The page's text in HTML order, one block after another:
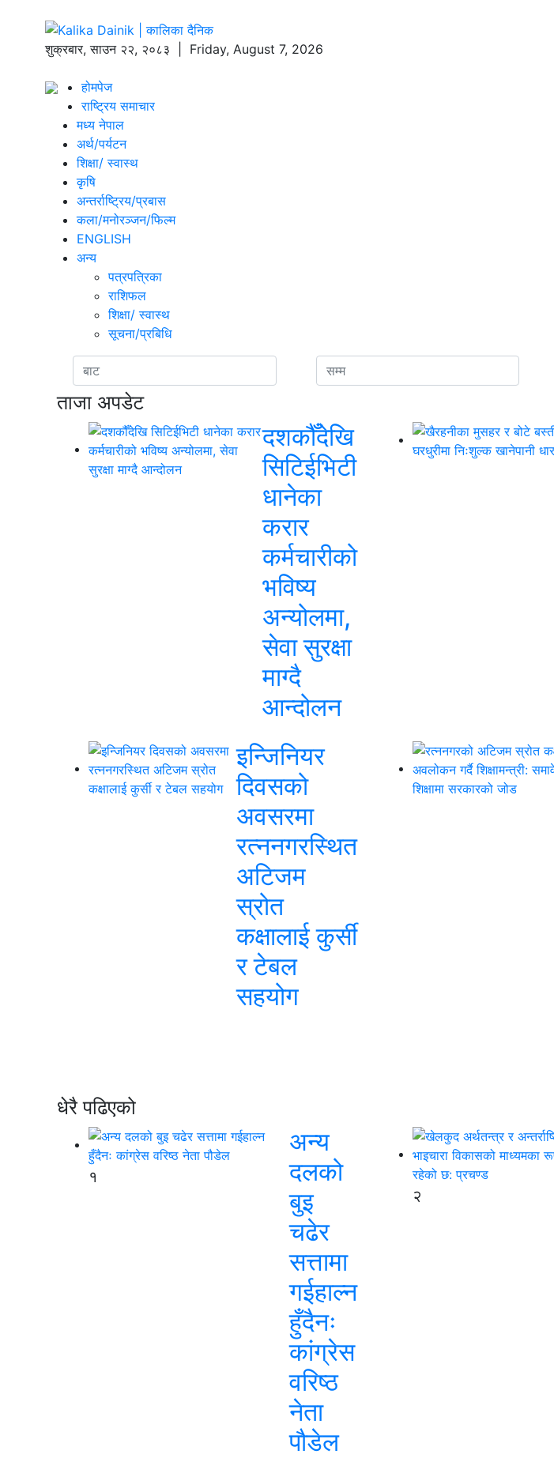
शुक्रबार,साउन २२, २०८३ | Friday, August 7, 2026
होमपेज
राष्ट्रिय समाचार
मध्य नेपाल
अर्थ/पर्यटन
शिक्षा/ स्वास्थ
कृषि
अन्तर्राष्ट्रिय/प्रबास
कला/मनोरञ्जन/फिल्म
ENGLISH
अन्य
पत्रपत्रिका
राशिफल
शिक्षा/ स्वास्थ
सूचना/प्रबिधि
ताजा अपडेट
दशकौँदेखि
सिटिईभिटी
धानेका
करार
कर्मचारीको
भविष्य
अन्योलमा,
सेवा सुरक्षा
माग्दै
आन्दोलन
इन्जिनियर
दिवसको
अवसरमा
रत्ननगरस्थित
अटिजम
स्रोत
कक्षालाई कुर्सी
र टेबल
सहयोग
धेरै पढिएको
१
अन्य
दलको
बुइ
चढेर
सत्तामा
गईहाल्न
हुँदैनः
कांग्रेस
वरिष्ठ
नेता
पौडेल
२